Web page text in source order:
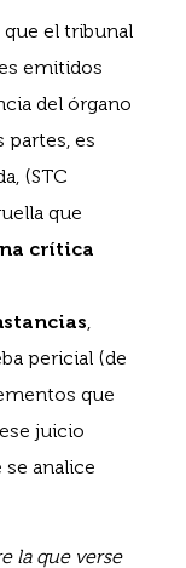
el tribunal
emitidos
del órgano
partes, es
(STC
que
crítica
pericial (de
que
juicio
analice
la que verse